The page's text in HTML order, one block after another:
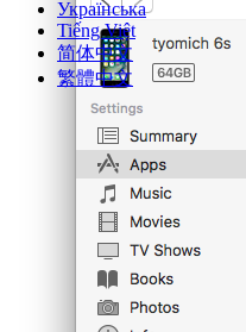
Українська
Tiếng Việt
简体中文
繁體中文